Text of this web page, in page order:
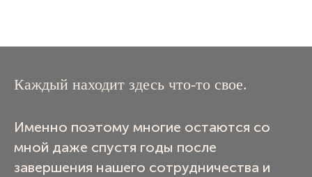
Каждый находит здесь что-то свое.
Именно поэтому многие остаются со
мной даже спустя годы после
завершения нашего сотрудничества и